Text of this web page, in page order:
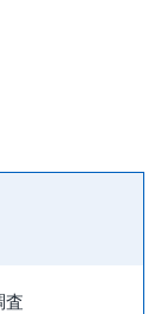
査